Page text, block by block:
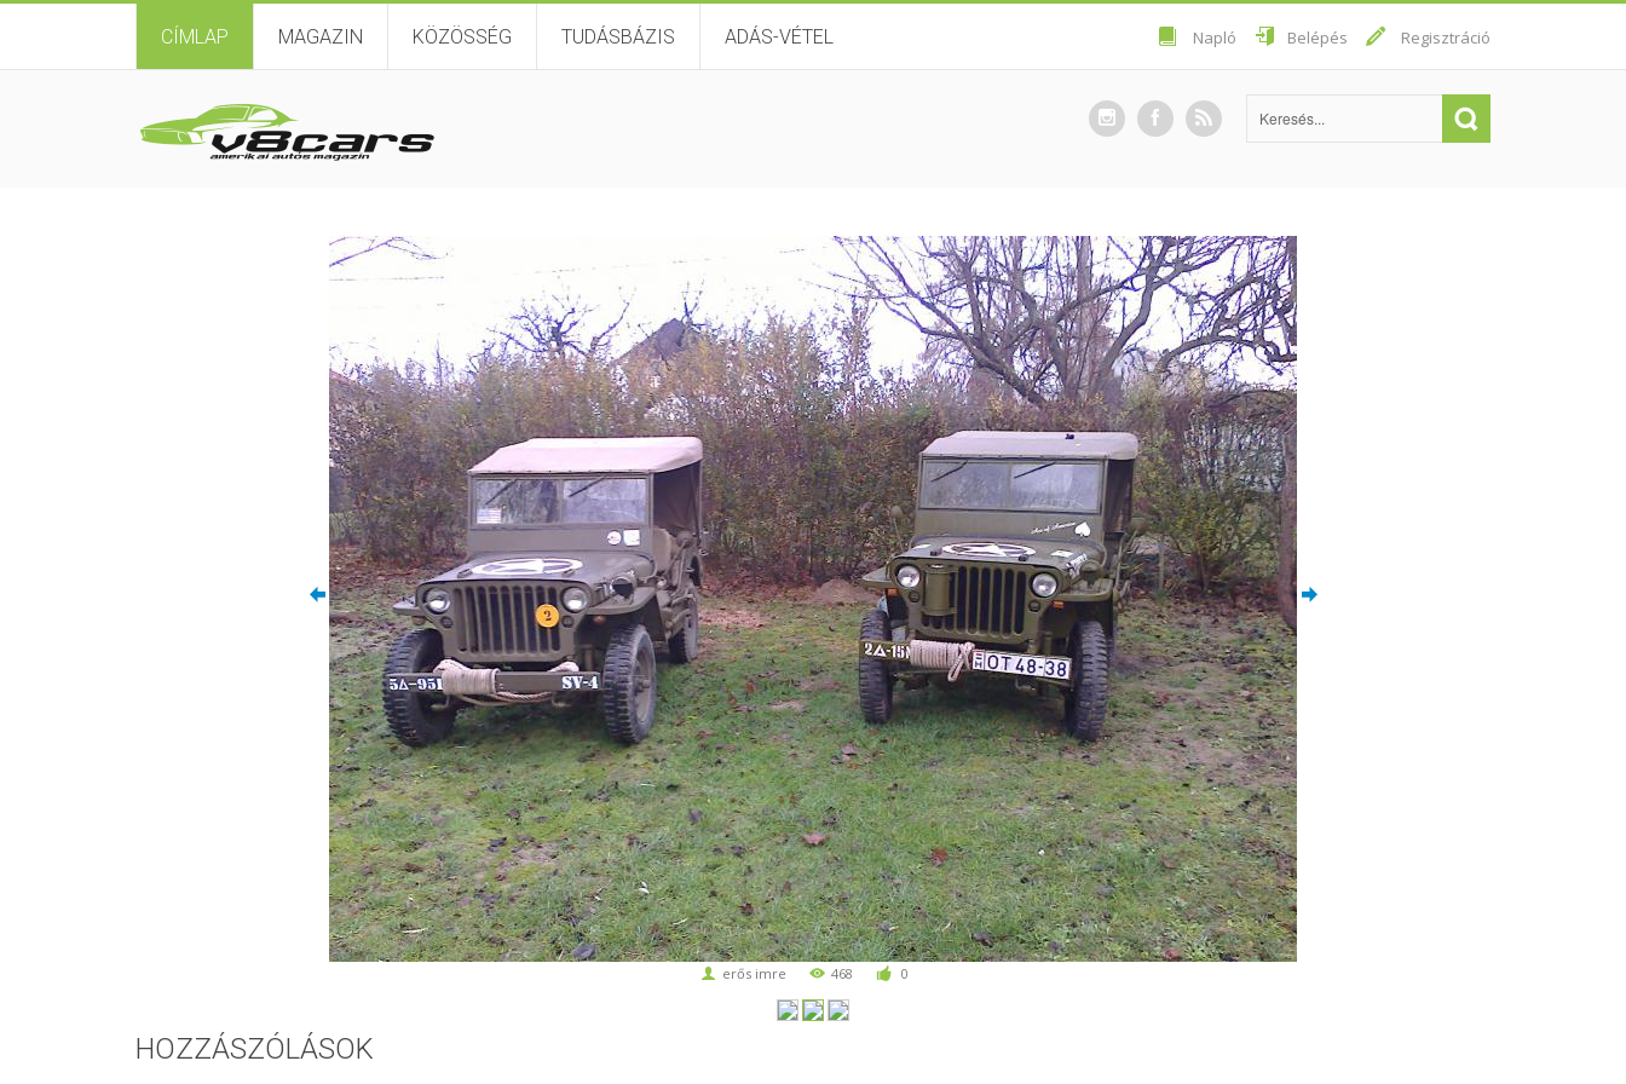
CÍMLAP MAGAZIN KÖZÖSSÉG TUDÁSBÁZIS ADÁS-VÉTEL Napló Belépés Regisztráció
erős imre 468 0
HOZZÁSZÓLÁSOK